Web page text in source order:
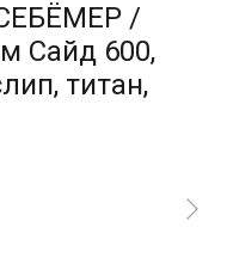
/
Сайд 600,
титан,